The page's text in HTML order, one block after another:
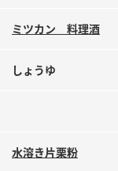
ミツカン 料理酒
しょうゆ
水溶き片栗粉